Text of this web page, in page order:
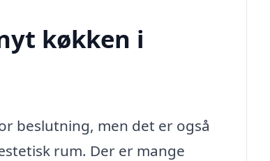
køkken i
beslutning, men det er også
rum. Der er mange